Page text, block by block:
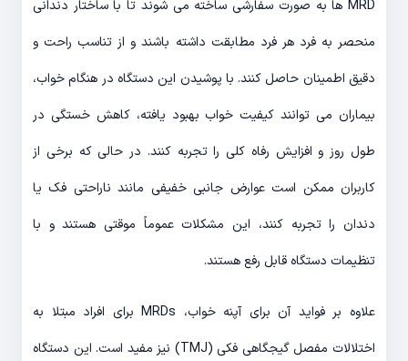
MRD ها به صورت سفارشی ساخته می شوند تا با ساختار دندانی
منحصر به فرد هر فرد مطابقت داشته باشند و از تناسب راحت و
دقیق اطمینان حاصل کنند. با پوشیدن این دستگاه در هنگام خواب،
بیماران می توانند کیفیت خواب بهبود یافته، کاهش خستگی در
طول روز و افزایش رفاه کلی را تجربه کنند. در حالی که برخی از
کاربران ممکن است عوارض جانبی خفیفی مانند ناراحتی فک یا
دندان را تجربه کنند، این مشکلات عموماً موقتی هستند و با
تنظیمات دستگاه قابل رفع هستند.
علاوه بر فواید آن برای آپنه خواب، MRDs برای افراد مبتلا به
اختلالات مفصل گیجگاهی فکی (TMJ) نیز مفید است. این دستگاه